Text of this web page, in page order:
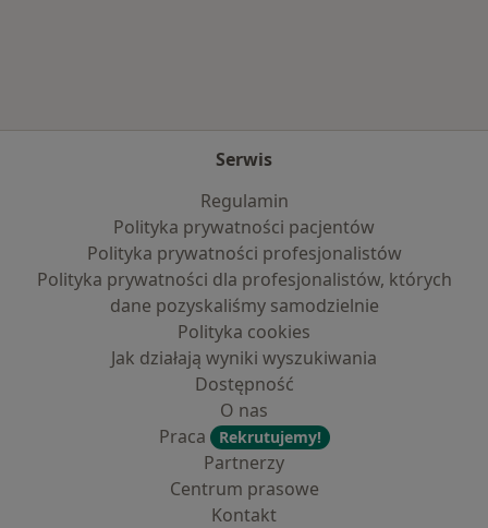
Serwis
Regulamin
Polityka prywatności pacjentów
Polityka prywatności profesjonalistów
Polityka prywatności dla profesjonalistów, których
dane pozyskaliśmy samodzielnie
Polityka cookies
Jak działają wyniki wyszukiwania
Dostępność
O nas
Praca
Rekrutujemy!
Partnerzy
Centrum prasowe
Kontakt